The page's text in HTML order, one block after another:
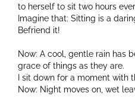
to herself to sit two hours
Imagine that: Sitting is a
Befriend it!
Now: A cool, gentle rain has
grace of things as they are.
I sit down for a moment with
Now: Night moves on, wet